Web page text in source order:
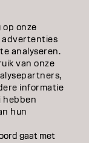
op onze
advertenties
analyseren.
van onze
informatie
hebben
hun
gaat met